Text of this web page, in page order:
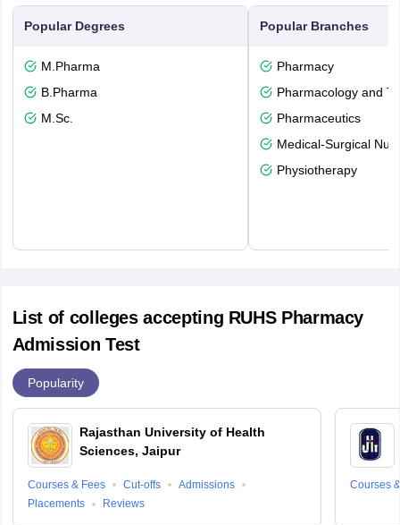
Popular Degrees
M.Pharma
B.Pharma
M.Sc.
Popular Branches
Pharmacy
Pharmacology and
Pharmaceutics
Medical-Surgical
Physiotherapy
List of colleges accepting RUHS Pharmacy
Admission Test
Popularity
Rajasthan University of Health
Sciences, Jaipur
Courses & Fees Cut-offs
Admissions
Placements
Reviews
Courses